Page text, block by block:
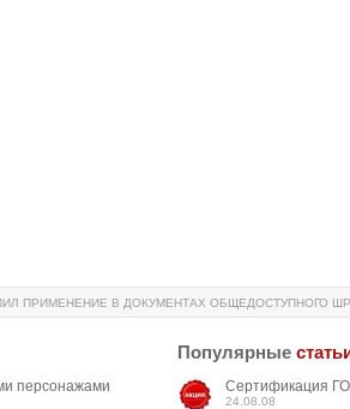
ПРИМЕНЕНИЕ В ДОКУМЕНТАХ ОБЩЕДОСТУПНОГО
персонажами
Популярные
Сертификация
24.08.08